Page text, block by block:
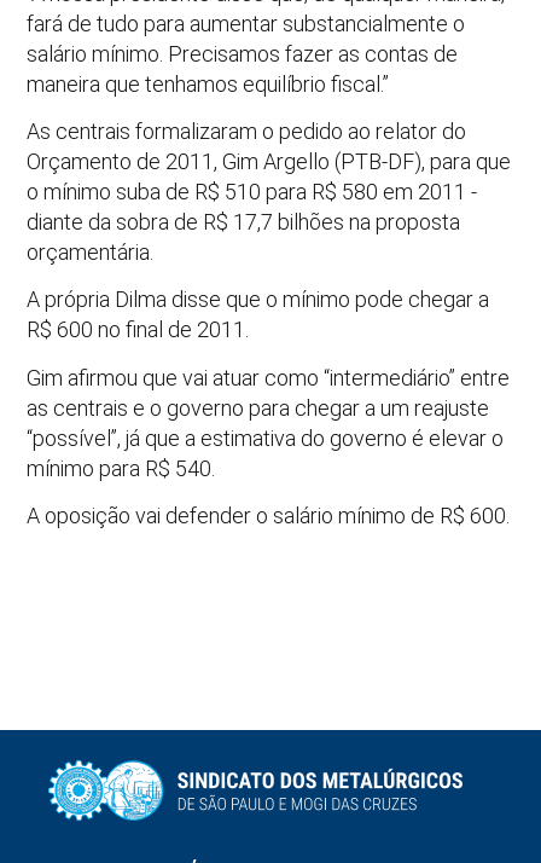
fará de tudo para aumentar substancialmente o
salário mínimo. Precisamos fazer as contas de
maneira que tenhamos equilíbrio fiscal.”
As centrais formalizaram o pedido ao relator do
Orçamento de 2011, Gim Argello (PTB-DF), para que
o mínimo suba de R$ 510 para R$ 580 em 2011 -
diante da sobra de R$ 17,7 bilhões na proposta
orçamentária.
A própria Dilma disse que o mínimo pode chegar a
R$ 600 no final de 2011.
Gim afirmou que vai atuar como “intermediário” entre
as centrais e o governo para chegar a um reajuste
“possível”, já que a estimativa do governo é elevar o
mínimo para R$ 540.
A oposição vai defender o salário mínimo de R$ 600.